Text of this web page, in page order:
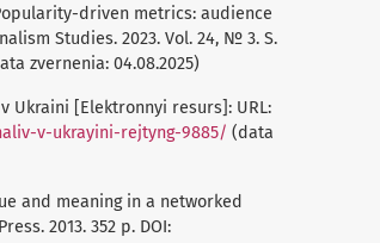
driven metrics: audience
Studies. 2023. Vol. 24, № 3. S.
zvernenia: 04.08.2025)
Ukraini [Elektronnyi resurs]: URL:
v-ukrayini-rejtyng-9885/ (data
and meaning in a networked
2013. 352 p. DOI: